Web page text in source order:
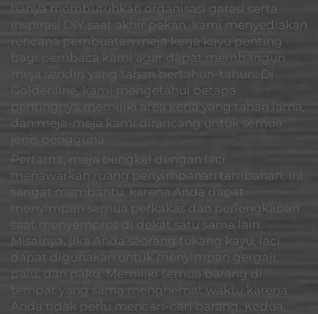
hanya membutuhkan organisasi garasi serta
inspirasi DIY saat akhir pekan, kami menyediakan
rencana pembuatan meja kerja kayu penting
bagi pembaca kami agar dapat membangun
meja sendiri yang tahan bertahun-tahun. Di
Goldenline, kami mengetahui betapa
pentingnya memiliki area kerja yang tahan lama,
dan meja-meja kami dirancang untuk semua
jenis pengguna.
Pertama, meja bengkel dengan laci
menawarkan ruang penyimpanan tambahan. Ini
sangat membantu, karena Anda dapat
menyimpan semua perkakas dan perlengkapan
saat menyemprot di dekat satu sama lain.
Misalnya, jika Anda seorang tukang kayu, laci
dapat digunakan untuk menyimpan gergaji,
palu, dan paku. Memiliki semua barang di
tempat yang sama menghemat waktu karena
Anda tidak perlu mencari-cari barang. Kedua,